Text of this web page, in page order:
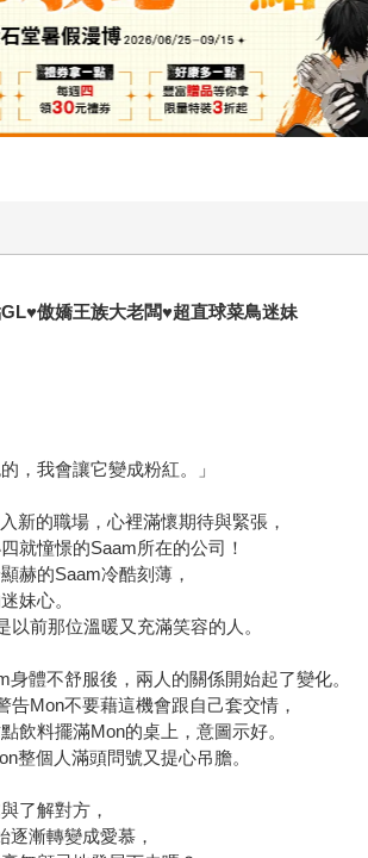
♥傲嬌王族大老闆♥超直球菜鳥迷妹
，我會讓它變成粉紅。」
新的職場，心裡滿懷期待與緊張，
就憧憬的Saam所在的公司！
赫的Saam冷酷刻薄，
妹心。
以前那位溫暖又充滿笑容的人。
體不舒服後，兩人的關係開始起了變化。
告Mon不要藉這機會跟自己套交情，
飲料擺滿Mon的桌上，意圖示好。
整個人滿頭問號又提心吊膽。
了解對方，
逐漸轉變成愛慕，